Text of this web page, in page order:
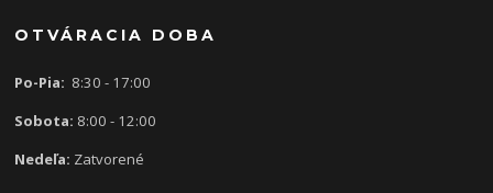
OTVÁRACIA DOBA
Po-Pia: 8:30 - 17:00
Sobota: 8:00 - 12:00
Nedeľa: Zatvorené